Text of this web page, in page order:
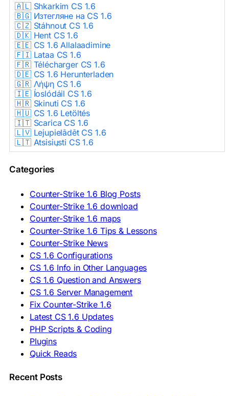
🇦🇱 Shkarkim CS 1.6
🇧🇬 Изтегляне на CS 1.6
🇨🇿 Stáhnout CS 1.6
🇩🇰 Hent CS 1.6
🇪🇪 CS 1.6 Allalaadimine
🇫🇮 Lataa CS 1.6
🇫🇷 Télécharger CS 1.6
🇩🇪 CS 1.6 Herunterladen
🇬🇷 Λήψη CS 1.6
🇮🇪 Íoslódáil CS 1.6
🇭🇷 Skinuti CS 1.6
🇭🇺 CS 1.6 Letöltés
🇮🇹 Scarica CS 1.6
🇱🇻 Lejupielādēt CS 1.6
🇱🇹 Atsisiųsti CS 1.6
🇳🇱 CS 1.6 Downloaden
🇵🇹 Descarregar CS 1.6
🇷🇺 Скачать CS 1.6
🇷🇸 Preuzmi CS 1.6
🇸🇰 Stiahnuť CS 1.6
🇸🇮 Prenesi CS 1.6
🇪🇸 Descargar CS 1.6
🇪🇸 Deskargatu CS 1.6
🇸🇪 Ladda ner CS 1.6
🇹🇷 CS 1.6 İndir
🇺🇦 Завантажити CS 1.6
ASIA & AFRICA
🇦🇿 CS 1.6 Yüklə
🇬🇪 CS 1.6 ჩამოტვირთვა
🇮🇳 CS 1.6 डाउनलोड
🇮🇩 Unduh CS 1.6
🇲🇾 CS 1.6 Muat Turun
🇲🇳 CS 1.6 Татах
🇵🇭 I-download CS 1.6
Categories
Counter-Strike 1.6 Blog Posts
Counter-Strike 1.6 download
Counter-Strike 1.6 maps
Counter-Strike 1.6 Tips & Lessons
Counter-Strike News
CS 1.6 Configurations
CS 1.6 Info in Other Languages
CS 1.6 Question and Answers
CS 1.6 Server Management
Fix Counter-Strike 1.6
Latest CS 1.6 Updates
PHP Scripts & Coding
Plugins
Quick Reads
Recent Posts